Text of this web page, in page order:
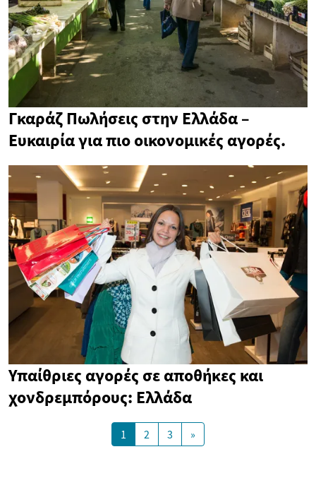
Γκαράζ Πωλήσεις στην Ελλάδα –
Ευκαιρία για πιο οικονομικές αγορές.
Υπαίθριες αγορές σε αποθήκες και
χονδρεμπόρους: Ελλάδα
1 2 3 »